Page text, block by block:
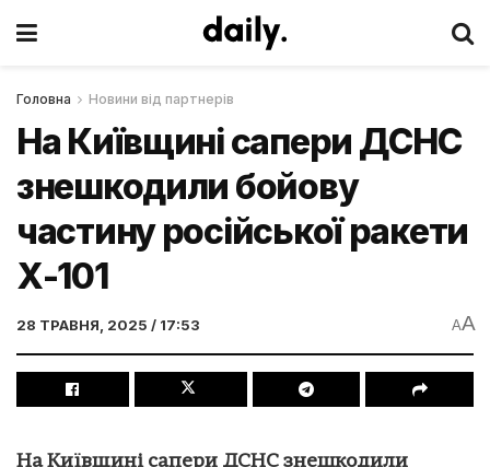
Головна Новини від партнерів
На Київщині сапери ДСНС
знешкодили бойову
частину російської ракети
Х-101
28 ТРАВНЯ, 2025 / 17:53 AA
На Київщині сапери ДСНС знешкодили